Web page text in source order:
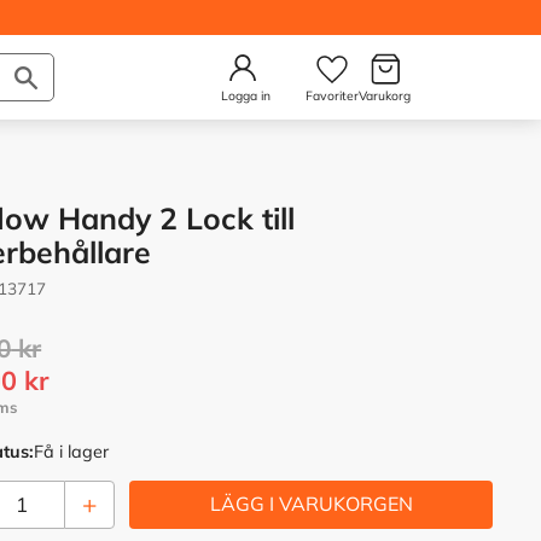
Logga in
Önskelista
Kundvagn
Handy 2 Lock till
13717
pris:
kr
pris:
kr
Få i lager
+